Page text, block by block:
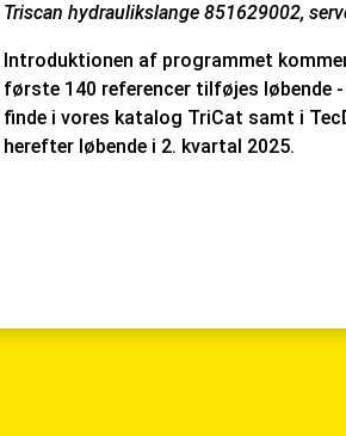
Triscan hydraulikslange 851629002,
Introduktionen af programmet
første 140 referencer tilføjes løbende
finde i vores katalog TriCat samt i
herefter løbende i 2. kvartal 2025.